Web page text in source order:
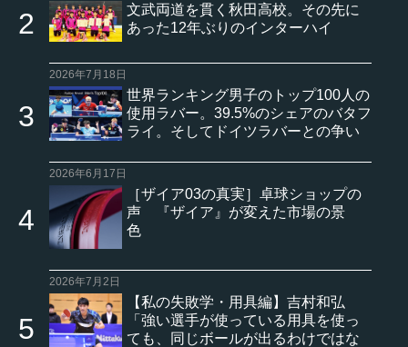
文武両道を貫く秋田高校。その先に
あった12年ぶりのインターハイ
2026年7月18日
世界ランキング男子のトップ100人の
使用ラバー。39.5%のシェアのバタフ
ライ。そしてドイツラバーとの争い
2026年6月17日
［ザイア03の真実］卓球ショップの
声 『ザイア』が変えた市場の景
色
2026年7月2日
【私の失敗学・用具編】吉村和弘
「強い選手が使っている用具を使っ
ても、同じボールが出るわけではな